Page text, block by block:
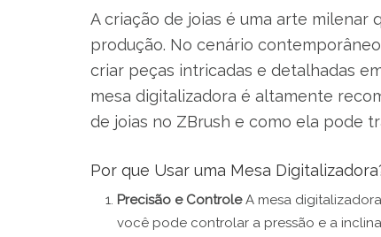
A criação de joias é uma arte
produção. No cenário
criar peças intricadas e detalhadas
mesa digitalizadora é altamente
de joias no ZBrush e como ela pode
Por que Usar uma Mesa
Precisão e ControleA mesa
você pode controlar a pressão e a